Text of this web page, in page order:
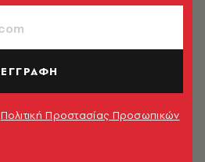
ΕΓΓΡΑΦΗ
Πολιτική Προστασίας Προσωπικών